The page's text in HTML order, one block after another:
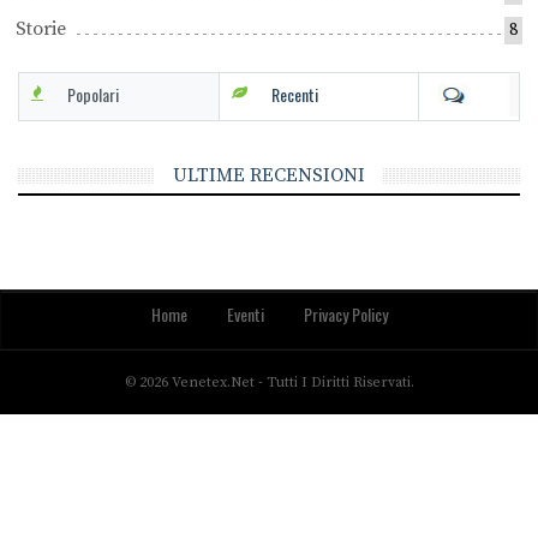
Storie 8
Popolari Recenti
ULTIME RECENSIONI
Home Eventi Privacy Policy
© 2026 Venetex.net - Tutti I Diritti Riservati.